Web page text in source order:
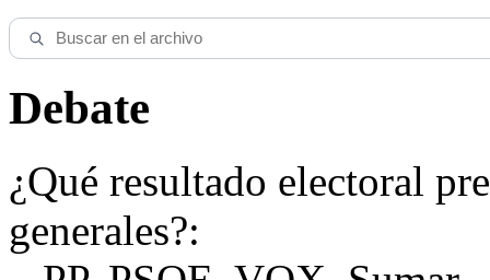
Debate
¿Qué resultado electoral
generales?: